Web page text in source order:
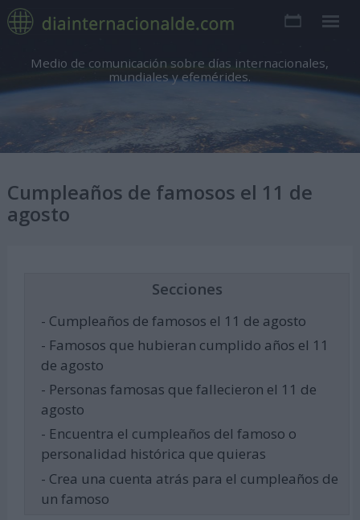
Medio de comunicación sobre días internacionales,
mundiales y efemérides.
Cumpleaños de famosos el 11 de
agosto
Secciones
- Cumpleaños de famosos el 11 de agosto
- Famosos que hubieran cumplido años el 11
de agosto
- Personas famosas que fallecieron el 11 de
agosto
- Encuentra el cumpleaños del famoso o
personalidad histórica que quieras
- Crea una cuenta atrás para el cumpleaños de
un famoso